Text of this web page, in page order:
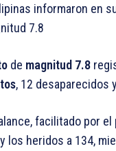
informaron en
7.8
de magnitud 7.8
, 12 desaparecidos
facilitado por
los heridos a 134,